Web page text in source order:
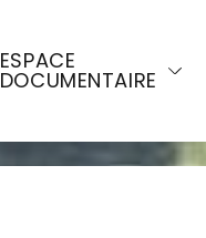
ESPACE
DOCUMENTAIRE